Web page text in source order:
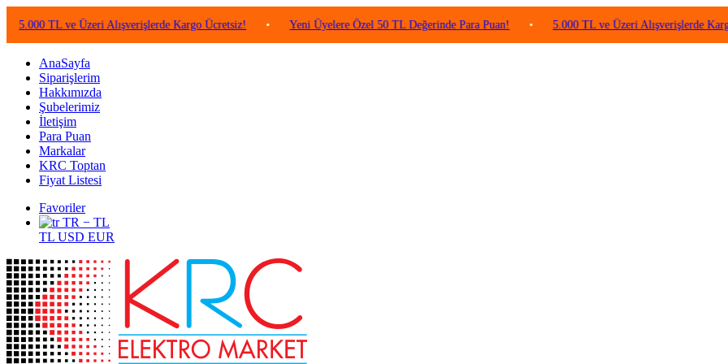
TL ve Üzeri Alışverişlerde Kargo Ücretsiz! • Yeni Üyelere Özel 50 TL Değerinde Para Puan! • 5.000 TL ve Üzeri Alışverişlerde Kargo
AnaSayfa
Siparişlerim
Hakkımızda
Şubelerimiz
İletişim
Para Puan
Markalar
KRC Toptan
Fiyat Listesi
Favoriler
TR − TL
TL USD EUR